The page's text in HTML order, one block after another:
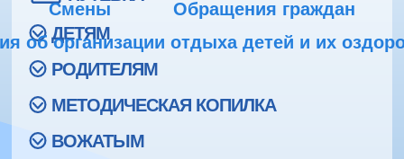
Смены
Обращения граждан
об организации отдыха детей и их
ДЕТЯМ
РОДИТЕЛЯМ
МЕТОДИЧЕСКАЯ КОПИЛКА
ВОЖАТЫМ